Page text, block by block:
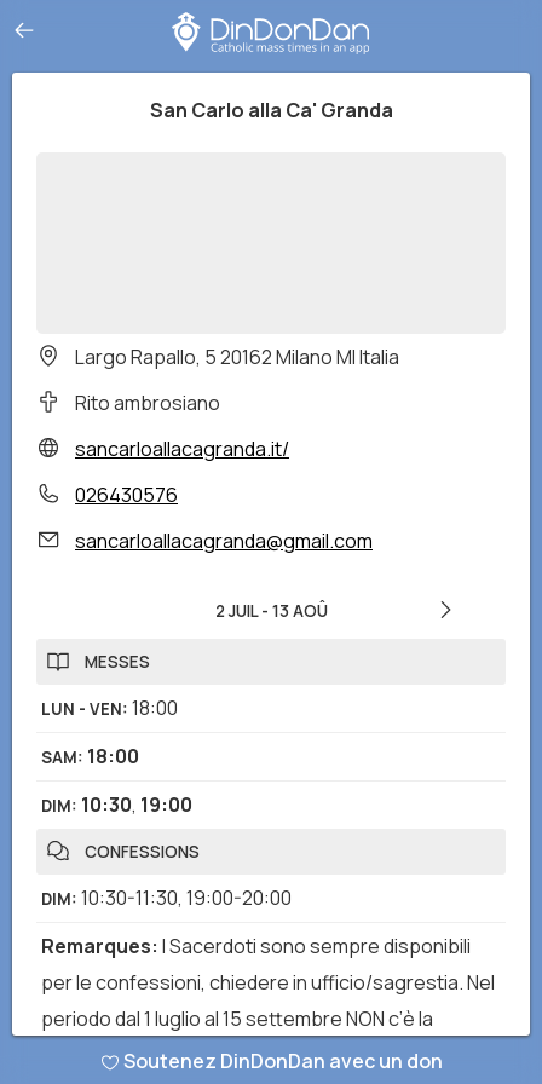
San Carlo alla Ca' Granda
Largo Rapallo, 5 20162 Milano MI Italia
Rito ambrosiano
sancarloallacagranda.it/
026430576
sancarloallacagranda@gmail.com
2 JUIL- 13 AOÛ
MESSES
LUN - VEN: 18:00
SAM: 18:00
DIM: 10:30, 19:00
CONFESSIONS
DIM: 10:30-11:30, 19:00-20:00
Remarques: I Sacerdoti sono sempre disponibili
per le confessioni, chiedere in ufficio/sagrestia. Nel
periodo dal 1 luglio al 15 settembre NON c’è la
possibilità di confessarsi durante le Sante Messe.
Soutenez DinDonDan avec un don